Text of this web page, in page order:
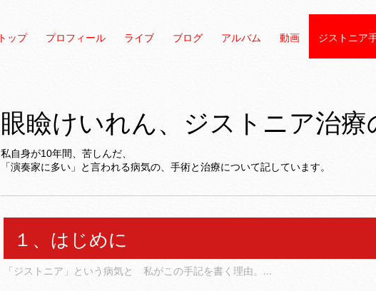
トップ プロフィール ライブ ブログ アルバム 動画 ジストニア
眼瞼けいれん、ジストニア治療
私自身が10年間、苦しんだ、
「演奏家に多い」と言われる病気の、手術と治療について記しています。
１、はじめに
「ジストニア」という病気と 私がこの手記を書く理由。...